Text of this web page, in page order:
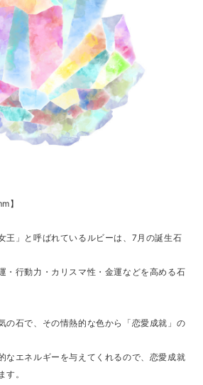
】
王」と呼ばれているルビーは、7月の誕生石
・行動力・カリスマ性・金運などを高める石
の石で、その情熱的な色から「恋愛成就」の
なエネルギーを与えてくれるので、恋愛成就
す。